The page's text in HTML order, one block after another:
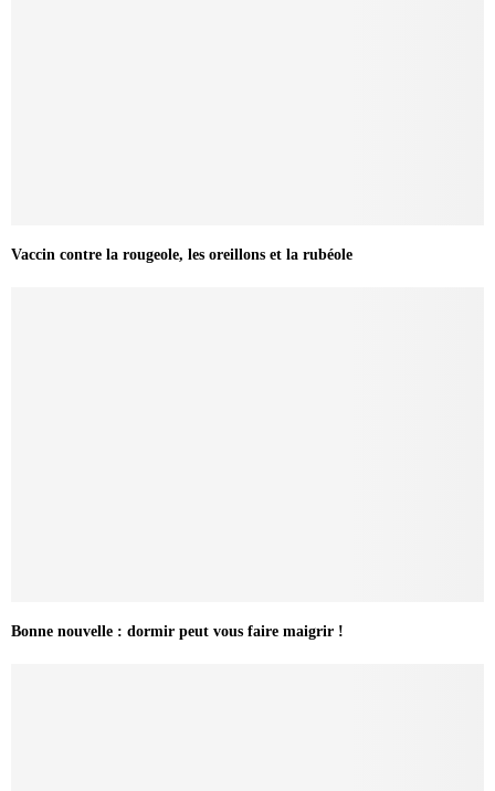
Vaccin contre la rougeole, les oreillons et la rubéole
Bonne nouvelle : dormir peut vous faire maigrir !